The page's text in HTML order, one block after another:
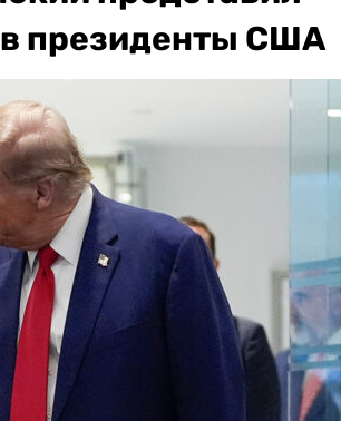
президенты США